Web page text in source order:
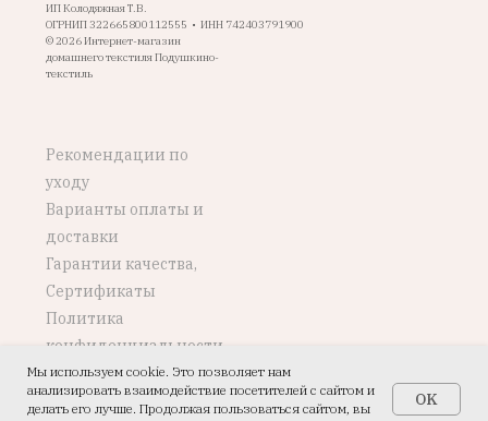
ИП Колодяжная Т.В.
ОГРНИП 322665800112555 • ИНН 742403791900
© 2026 Интернет-магазин
домашнего текстиля Подушкино-
текстиль
Рекомендации по
уходу
Варианты оплаты и
доставки
Гарантии качества,
Сертификаты
Политика
конфиденциальности
Возврат, обмен
Мы используем cookie. Это позволяет нам
анализировать взаимодействие посетителей с сайтом и
делать его лучше. Продолжая пользоваться сайтом, вы
OK